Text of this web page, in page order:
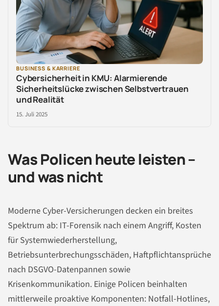
BUSINESS & KARRIERE
Cybersicherheit in KMU: Alarmierende
Sicherheitslücke zwischen Selbstvertrauen
und Realität
15. Juli 2025
Was Policen heute leisten –
und was nicht
Moderne Cyber-Versicherungen decken ein breites
Spektrum ab: IT-Forensik nach einem Angriff, Kosten
für Systemwiederherstellung,
Betriebsunterbrechungsschäden, Haftpflichtansprüche
nach DSGVO-Datenpannen sowie
Krisenkommunikation. Einige Policen beinhalten
mittlerweile proaktive Komponenten: Notfall-Hotlines,